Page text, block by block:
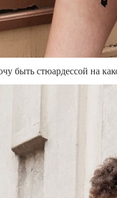
быть стюардессой на